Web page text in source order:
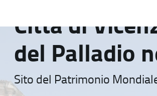
Città di
del Palladio
Sito del Patrimonio